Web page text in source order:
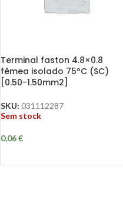
Terminal faston 4.8×0.8
fêmea isolado 75ºC (SC)
[0.50-1.50mm2]
SKU: 031112287
Sem stock
0,06€